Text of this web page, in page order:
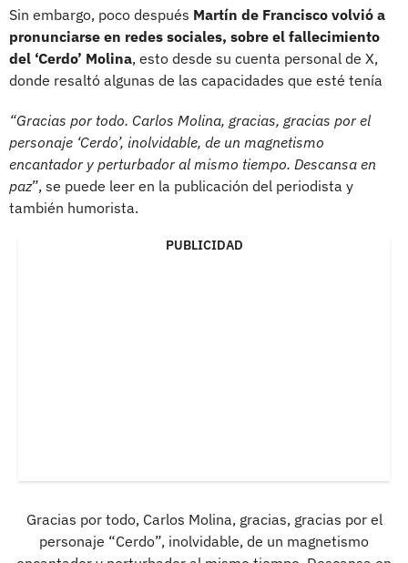
Sin embargo, poco después Martín de Francisco volvió a
pronunciarse en redes sociales, sobre el fallecimiento
del ‘Cerdo’ Molina, esto desde su cuenta personal de X,
donde resaltó algunas de las capacidades que esté tenía
“Gracias por todo. Carlos Molina, gracias, gracias por el
personaje ‘Cerdo’, inolvidable, de un magnetismo
encantador y perturbador al mismo tiempo. Descansa en
paz”, se puede leer en la publicación del periodista y
también humorista.
PUBLICIDAD
Gracias por todo, Carlos Molina, gracias, gracias por el
personaje “Cerdo”, inolvidable, de un magnetismo